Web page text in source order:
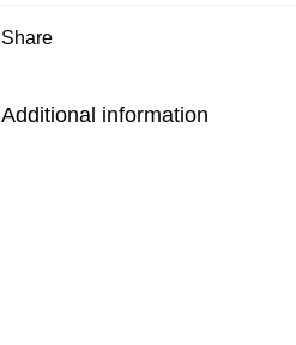
Share
Additional information